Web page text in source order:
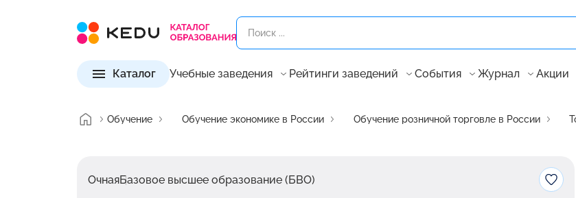
Каталог Учебные заведения Рейтинги заведений События Журнал Акции
Обучение Обучение экономике в России Обучение розничной торговле в России
ОчнаяБазовое высшее образование (БВО)